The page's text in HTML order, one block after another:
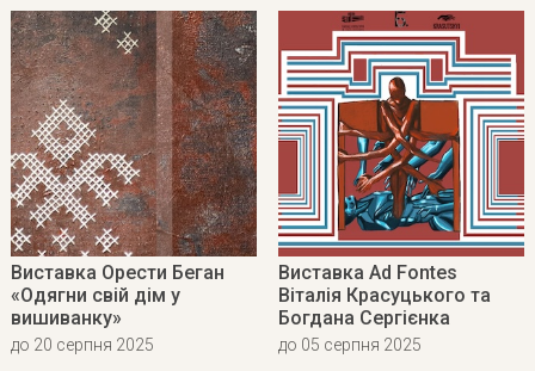
Виставка Орести Беган
«Одягни свій дім у
вишиванку»
до 20 серпня 2025
Виставка Ad Fontes
Віталія Красуцького та
Богдана Сергієнка
до 05 серпня 2025